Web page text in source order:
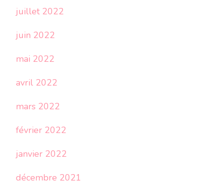
juillet 2022
juin 2022
mai 2022
avril 2022
mars 2022
février 2022
janvier 2022
décembre 2021